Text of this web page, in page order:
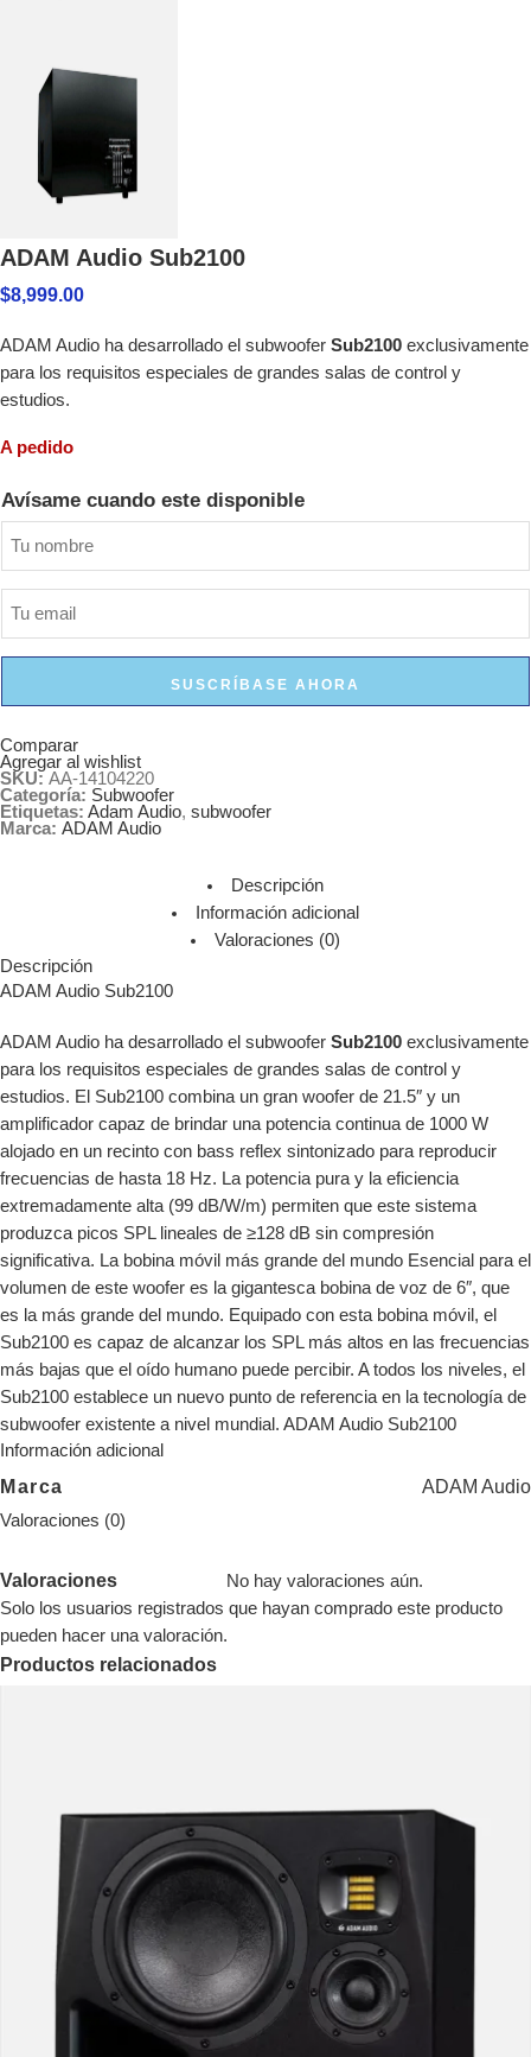
ADAM Audio Sub2100
$8,999.00
ADAM Audio ha desarrollado el subwoofer Sub2100 exclusivamente
para los requisitos especiales de grandes salas de control y
estudios.
A pedido
Avísame cuando este disponible
SUSCRÍBASE AHORA
Comparar
Agregar al wishlist
SKU: AA-14104220
Categoría: Subwoofer
Etiquetas: Adam Audio, subwoofer
Marca: ADAM Audio
Descripción
Información adicional
Valoraciones (0)
Descripción
ADAM Audio Sub2100
ADAM Audio ha desarrollado el subwoofer Sub2100 exclusivamente
para los requisitos especiales de grandes salas de control y
estudios. El Sub2100 combina un gran woofer de 21.5″ y un
amplificador capaz de brindar una potencia continua de 1000 W
alojado en un recinto con bass reflex sintonizado para reproducir
frecuencias de hasta 18 Hz. La potencia pura y la eficiencia
extremadamente alta (99 dB/W/m) permiten que este sistema
produzca picos SPL lineales de ≥128 dB sin compresión
significativa. La bobina móvil más grande del mundo Esencial para el
volumen de este woofer es la gigantesca bobina de voz de 6″, que
es la más grande del mundo. Equipado con esta bobina móvil, el
Sub2100 es capaz de alcanzar los SPL más altos en las frecuencias
más bajas que el oído humano puede percibir. A todos los niveles, el
Sub2100 establece un nuevo punto de referencia en la tecnología de
subwoofer existente a nivel mundial. ADAM Audio Sub2100
Información adicional
Marca ADAM Audio
Valoraciones (0)
Valoraciones
No hay valoraciones aún.
Solo los usuarios registrados que hayan comprado este producto
pueden hacer una valoración.
Productos relacionados